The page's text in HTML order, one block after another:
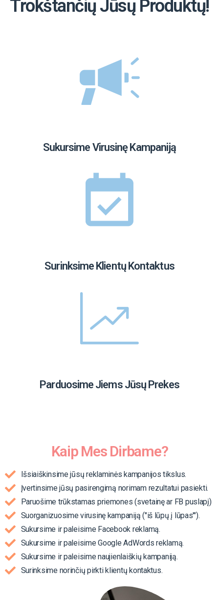
Trokštančių Jūsų Produktų!
Sukursime Virusinę Kampaniją
Surinksime Klientų Kontaktus
Parduosime Jiems Jūsų Prekes
Kaip Mes Dirbame?
Išsiaiškinsime jūsų reklaminės kampanijos tikslus.
Įvertinsime jūsų pasirengimą norimam rezultatui pasiekti.
Paruošime trūkstamas priemones (svetainę ar FB puslapį)
Suorganizuosime virusinę kampaniją ("iš lūpų į lūpas'").
Sukursime ir paleisime Facebook reklamą.
Sukursime ir paleisime Google AdWords reklamą.
Sukursime ir paleisime naujienlaiškių kampaniją.
Surinksime norinčių pirkti klientų kontaktus.